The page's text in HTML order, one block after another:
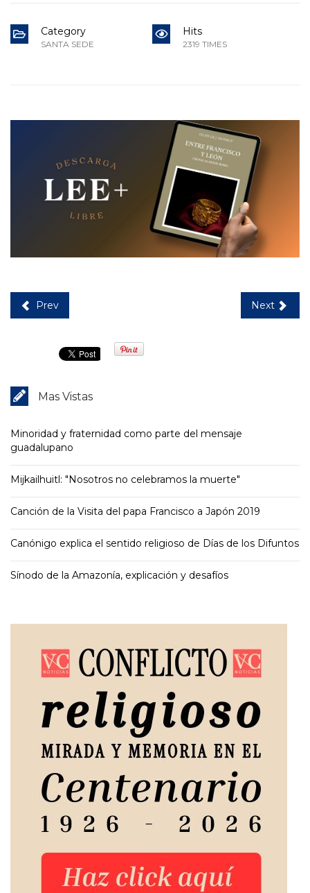
Category
SANTA SEDE
Hits
2319 TIMES
Prev Next
Mas Vistas
Minoridad y fraternidad como parte del mensaje
guadalupano
Mijkailhuitl: "Nosotros no celebramos la muerte"
Canción de la Visita del papa Francisco a Japón 2019
Canónigo explica el sentido religioso de Días de los Difuntos
Sínodo de la Amazonía, explicación y desafíos